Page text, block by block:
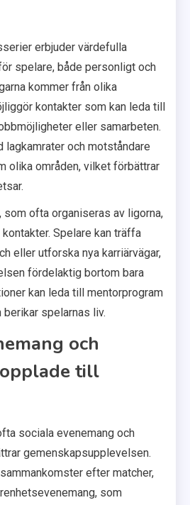
erbjuder värdefulla
spelare, både personligt och
kommer från olika
kontakter som kan leda till
eller samarbeten.
lagkamrater och motståndare
olika områden, vilket förbättrar
som ofta organiseras av ligorna,
Spelare kan träffa
eller utforska nya karriärvägar,
fördelaktig bortom bara
kan leda till mentorprogram
spelarnas liv.
och
till
sociala evenemang och
gemenskapsupplevelsen.
efter matcher,
som